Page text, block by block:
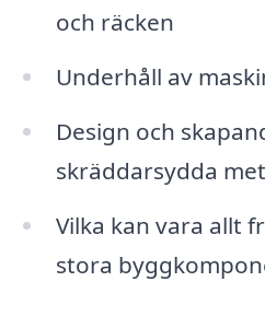
och räcken
Underhåll av
Design och
skräddarsydda
Vilka kan vara allt
stora